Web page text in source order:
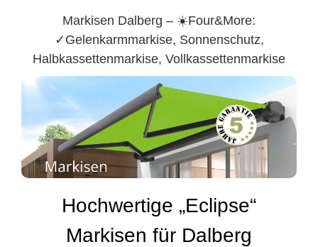
Markisen Dalberg – ☀️Four&More:
✓Gelenkarmmarkise, Sonnenschutz,
Halbkassettenmarkise, Vollkassettenmarkise
Hochwertige „Eclipse“
Markisen für Dalberg